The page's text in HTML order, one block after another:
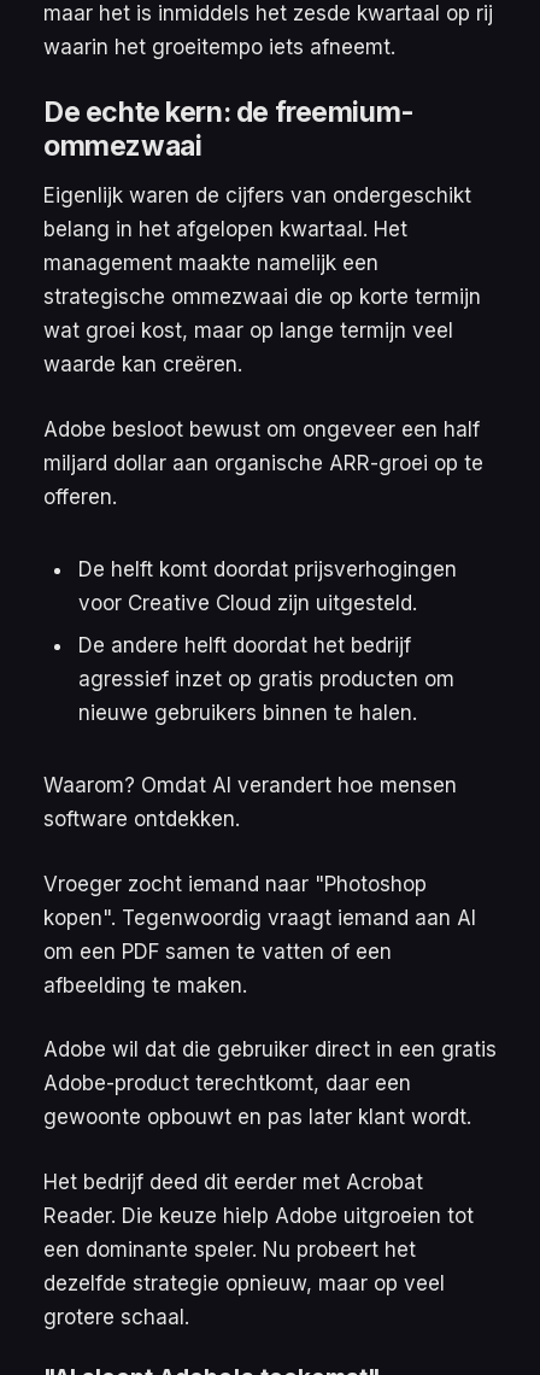
maar het is inmiddels het zesde kwartaal op rij
waarin het groeitempo iets afneemt.
De echte kern: de freemium-
ommezwaai
Eigenlijk waren de cijfers van ondergeschikt
belang in het afgelopen kwartaal. Het
management maakte namelijk een
strategische ommezwaai die op korte termijn
wat groei kost, maar op lange termijn veel
waarde kan creëren.
Adobe besloot bewust om ongeveer een half
miljard dollar aan organische ARR-groei op te
offeren.
De helft komt doordat prijsverhogingen
voor Creative Cloud zijn uitgesteld.
De andere helft doordat het bedrijf
agressief inzet op gratis producten om
nieuwe gebruikers binnen te halen.
Waarom? Omdat AI verandert hoe mensen
software ontdekken.
Vroeger zocht iemand naar "Photoshop
kopen". Tegenwoordig vraagt iemand aan AI
om een PDF samen te vatten of een
afbeelding te maken.
Adobe wil dat die gebruiker direct in een gratis
Adobe-product terechtkomt, daar een
gewoonte opbouwt en pas later klant wordt.
Het bedrijf deed dit eerder met Acrobat
Reader. Die keuze hielp Adobe uitgroeien tot
een dominante speler. Nu probeert het
dezelfde strategie opnieuw, maar op veel
grotere schaal.